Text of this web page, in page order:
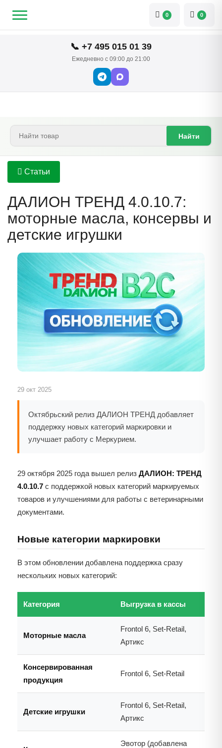
📞 +7 495 015 01 39
Ежедневно с 09:00 до 21:00
0 0
Найти
Статьи
ДАЛИОН ТРЕНД 4.0.10.7:
моторные масла, консервы и
детские игрушки
29 окт 2025
Октябрьский релиз ДАЛИОН ТРЕНД добавляет
поддержку новых категорий маркировки и
улучшает работу с Меркурием.
29 октября 2025 года вышел релиз ДАЛИОН: ТРЕНД
4.0.10.7 с поддержкой новых категорий маркируемых
товаров и улучшениями для работы с ветеринарными
документами.
Новые категории маркировки
В этом обновлении добавлена поддержка сразу
нескольких новых категорий:
Категория Выгрузка в кассы
Моторные масла
Frontol 6, Set-Retail,
Артикс
Консервированная
продукция
Frontol 6, Set-Retail
Детские игрушки
Frontol 6, Set-Retail,
Артикс
Эвотор (добавлена